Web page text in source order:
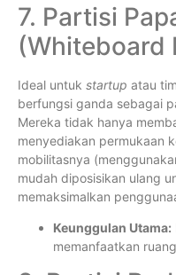
7. Partisi
(Whiteboard
Ideal untuk startup atau
berfungsi ganda sebagai
Mereka tidak hanya
menyediakan permukaan
mobilitasnya
mudah diposisikan ulang
memaksimalkan
Keunggulan Utama:
memanfaatkan